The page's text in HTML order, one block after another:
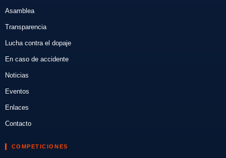
Asamblea
Transparencia
Lucha contra el dopaje
En caso de accidente
Noticias
Eventos
Enlaces
Contacto
COMPETICIONES